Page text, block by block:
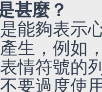
甚麼？
能夠表示
生，例如
情符號的
要過度使